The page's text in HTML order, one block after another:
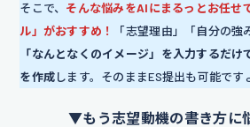
そこで、 そんな悩みをAIにまるっとお任せ
ル」がおすすめ！
「志望理由」「自分の強
「なんとなくのイメージ」を入力するだ
を作成します。そのままES提出も可能です
▼もう志望動機の書き方に